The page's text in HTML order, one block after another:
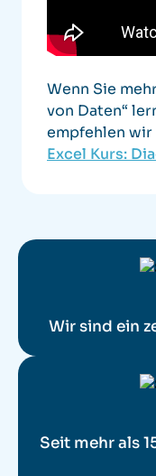
Wenn Sie
von Daten“
empfehlen wir
Excel Kurs:
Wir sind ein
Seit mehr als